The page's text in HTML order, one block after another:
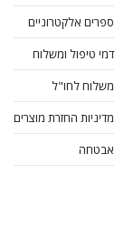
ספרים אלקטרוניים
דמי טיפול ומשלוח
משלוח לחו"ל
מדיניות החזרת מוצרים
אבטחה